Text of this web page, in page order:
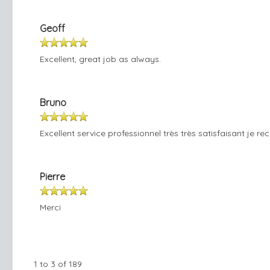
Geoff
Excellent, great job as always.
Bruno
Excellent service professionnel très très satisfaisant je
Pierre
Merci
1 to 3 of 189